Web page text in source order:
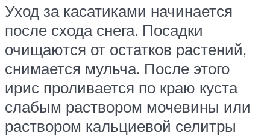
Уход за касатиками начинается
после схода снега. Посадки
очищаются от остатков растений,
снимается мульча. После этого
ирис проливается по краю куста
слабым раствором мочевины или
раствором кальциевой селитры